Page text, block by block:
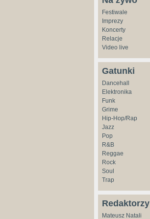
Festiwale
Imprezy
Koncerty
Relacje
Video live
Gatunki
Dancehall
Elektronika
Funk
Grime
Hip-Hop/Rap
Jazz
Pop
R&B
Reggae
Rock
Soul
Trap
Redaktorzy
Mateusz Natali